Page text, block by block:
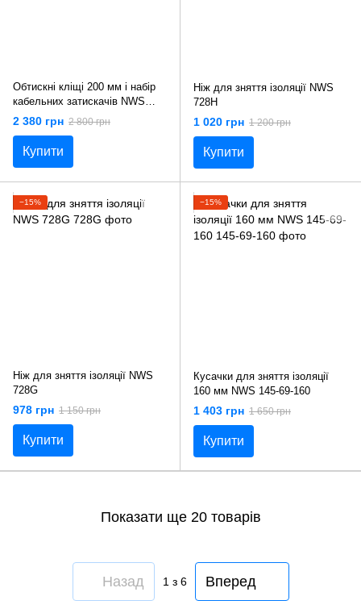
Обтискні кліщі 200 мм і набір
кабельних затискачів NWS
143-BS
2 380 грн 2 800 грн
Купити
Ніж для зняття ізоляції NWS
728H
1 020 грн 1 200 грн
Купити
−15%
Ніж для зняття ізоляції NWS
728G
978 грн 1 150 грн
Купити
−15%
Кусачки для зняття ізоляції
160 мм NWS 145-69-160
1 403 грн 1 650 грн
Купити
Показати ще 20 товарів
Назад 1з 6 Вперед